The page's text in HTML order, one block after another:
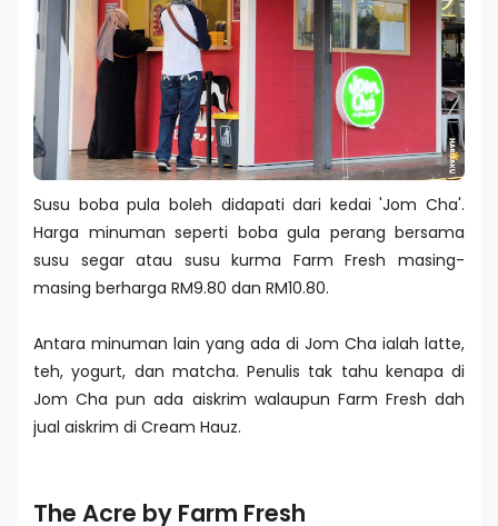
Susu boba pula boleh didapati dari kedai 'Jom Cha'.
Harga minuman seperti boba gula perang bersama
susu segar atau susu kurma Farm Fresh masing-
masing berharga RM9.80 dan RM10.80.
Antara minuman lain yang ada di Jom Cha ialah latte,
teh, yogurt, dan matcha. Penulis tak tahu kenapa di
Jom Cha pun ada aiskrim walaupun Farm Fresh dah
jual aiskrim di Cream Hauz.
The Acre by Farm Fresh